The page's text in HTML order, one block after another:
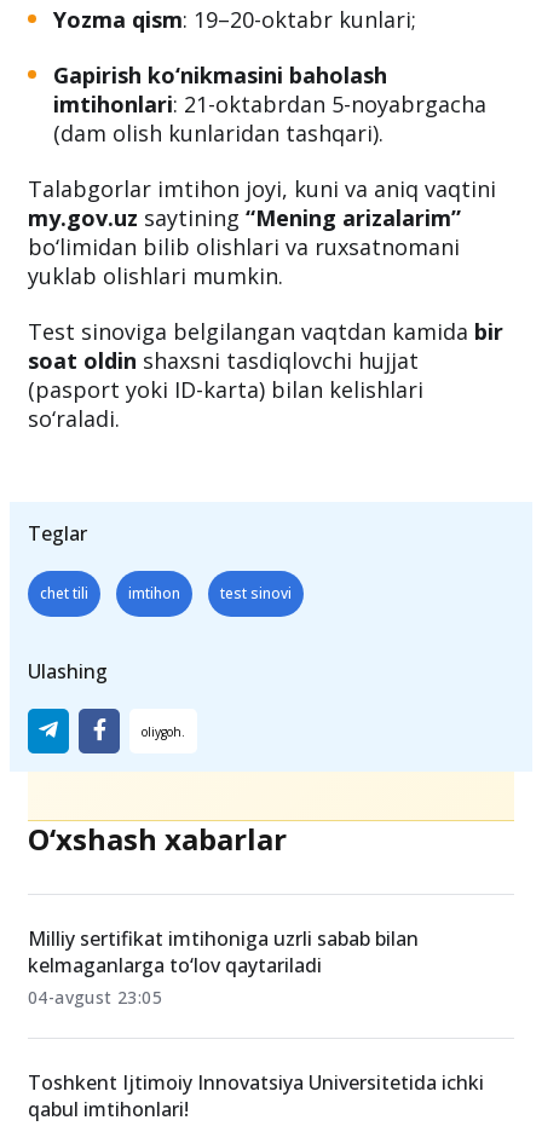
Yozma qism: 19–20-oktabr kunlari;
Gapirish ko‘nikmasini baholash
imtihonlari: 21-oktabrdan 5-noyabrgacha
(dam olish kunlaridan tashqari).
Talabgorlar imtihon joyi, kuni va aniq vaqtini
my.gov.uz saytining “Mening arizalarim”
bo‘limidan bilib olishlari va ruxsatnomani
yuklab olishlari mumkin.
Test sinoviga belgilangan vaqtdan kamida bir
soat oldin shaxsni tasdiqlovchi hujjat
(pasport yoki ID-karta) bilan kelishlari
so‘raladi.
Teglar
chet tili imtihon test sinovi
Ulashing
O‘xshash xabarlar
Milliy sertifikat imtihoniga uzrli sabab bilan
kelmaganlarga to‘lov qaytariladi
04-avgust 23:05
Toshkent Ijtimoiy Innovatsiya Universitetida ichki
qabul imtihonlari!